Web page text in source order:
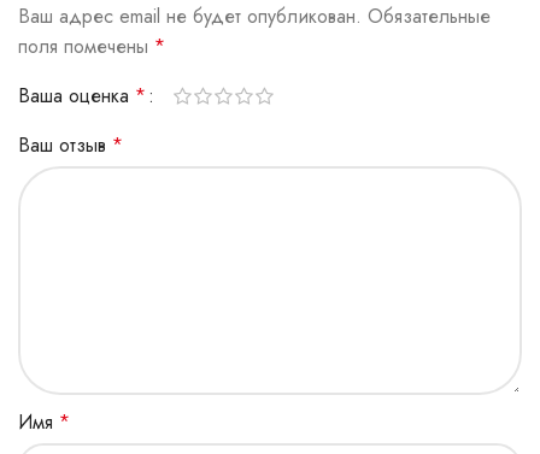
Ваш адрес email не будет опубликован. Обязательные
поля помечены *
Ваша оценка *
Ваш отзыв *
Имя *